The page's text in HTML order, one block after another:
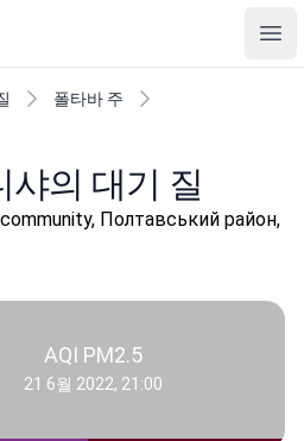
폴타바 주
샤의 대기 질
Полтавський район,
AQI PM2.5
21 6월 2022, 21:00